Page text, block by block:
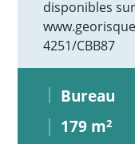
disponibles
4251/CBB87
Bureau
179 m2